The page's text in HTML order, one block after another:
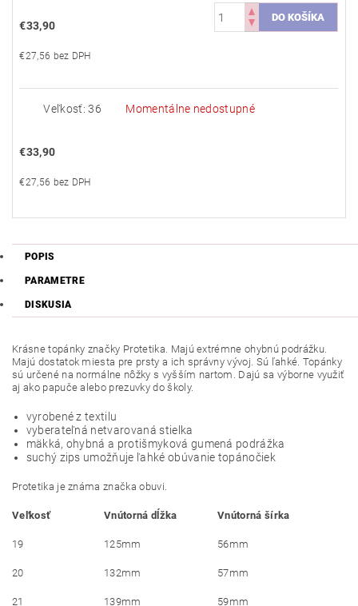
€33,90
€27,56 bez DPH
Veľkosť: 36 Momentálne nedostupné
€33,90
€27,56 bez DPH
POPIS
PARAMETRE
DISKUSIA
Krásne topánky značky Protetika. Majú extrémne ohybnú podrážku.
Majú dostatok miesta pre prsty a ich správny vývoj. Sú ľahké. Topánky
sú určené na normálne nôžky s vyšším nartom. Dajú sa výborne využiť
aj ako papuče alebo prezuvky do školy.
vyrobené z textilu
vyberateľná netvarovaná stielka
mäkká, ohybná a protišmyková gumená podrážka
suchý zips umožňuje ľahké obúvanie topánočiek
Protetika je známa značka obuvi.
Veľkosť Vnútorná dĺžka Vnútorná šírka
19 125mm 56mm
20 132mm 57mm
21 139mm 59mm